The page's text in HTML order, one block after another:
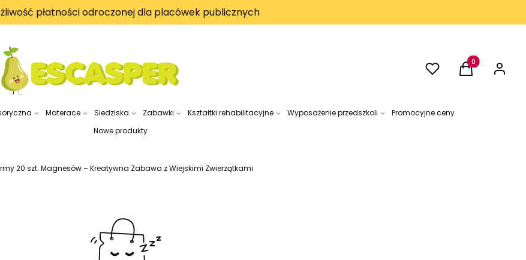
płatności odroczonej dla placówek publicznych
UlubioneProdukty w
Koszyk Zaloguj
Materace Siedziska Zabawki Kształtki rehabilitacyjne Wyposażenie przedszkoli
Promocyjne ceny
Nowe produkty
20 szt. Magnesów – Kreatywna Zabawa z Wiejskimi Zwierzątkami